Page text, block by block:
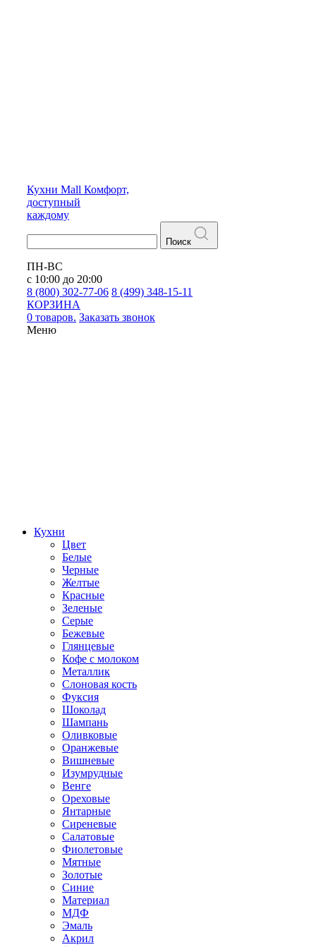
Кухни Mall Комфорт,
доступный
каждому
Поиск
ПН-ВС
с 10:00 до 20:00
8 (800) 302-77-06 8 (499) 348-15-11
КОРЗИНА
0 товаров. Заказать звонок
Меню
Кухни
Цвет
Белые
Черные
Желтые
Красные
Зеленые
Серые
Бежевые
Глянцевые
Кофе с молоком
Металлик
Слоновая кость
Фуксия
Шоколад
Шампань
Оливковые
Оранжевые
Вишневые
Изумрудные
Венге
Ореховые
Янтарные
Сиреневые
Салатовые
Фиолетовые
Мятные
Золотые
Синие
Материал
МДФ
Эмаль
Акрил